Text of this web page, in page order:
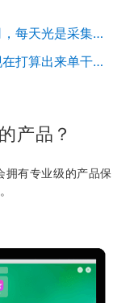
刚刚进入房产中介公司，每天光是采集房源就要花很多时间，有没有快速的方法？
我是做房产中介的，现在打算出来单干，现在的公司用的是访友，有没有其他更好用的软件推荐？
产品？
拥有专业级的产品保